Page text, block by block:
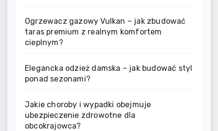
Ogrzewacz gazowy Vulkan – jak zbudować
taras premium z realnym komfortem
cieplnym?
Elegancka odzież damska – jak budować styl
ponad sezonami?
Jakie choroby i wypadki obejmuje
ubezpieczenie zdrowotne dla
obcokrajowca?